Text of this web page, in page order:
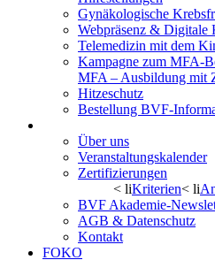
Gynäkologische
Webpräsenz & Digitale
Telemedizin mit dem
Kampagne zum MFA-
MFA – Ausbildung mit
Hitzeschutz
Bestellung BVF-
Über uns
Veranstaltungskalender
Zertifizierungen
< liKriterien< li
BVF Akademie-
AGB & Datenschutz
Kontakt
FOKO